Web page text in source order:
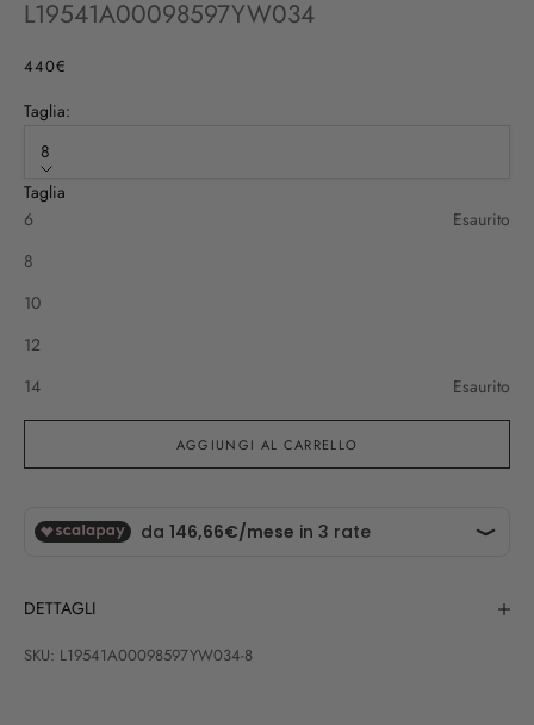
L19541A00098597YW034
Prezzo scontato
440€
Taglia:
8
Taglia
6
Esaurito
8
10
12
14
Esaurito
AGGIUNGI AL CARRELLO
DETTAGLI
SKU: L19541A00098597YW034-8